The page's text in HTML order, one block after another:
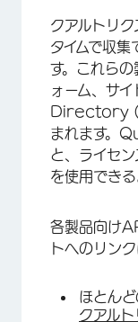
クアルトリ
タイムで収
す。これら
ォーム、サ
Directory
まれます。
と、ライセ
を使用できる
各製品向け
トへのリン
ほとん
クアル